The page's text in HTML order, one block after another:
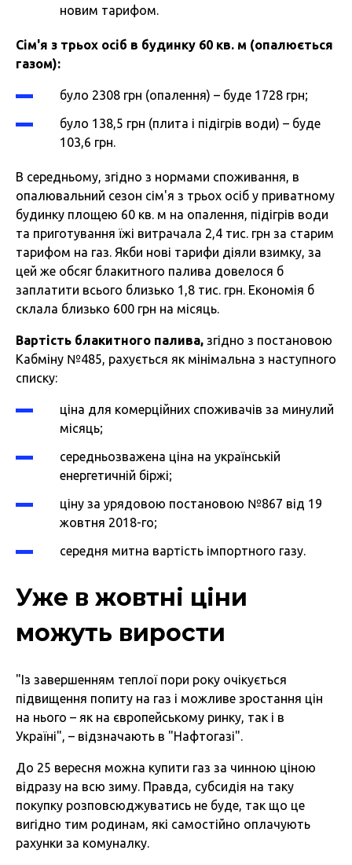
новим тарифом.
Сім'я з трьох осіб в будинку 60 кв. м (опалюється
газом):
було 2308 грн (опалення) – буде 1728 грн;
було 138,5 грн (плита і підігрів води) – буде
103,6 грн.
В середньому, згідно з нормами споживання, в
опалювальний сезон сім'я з трьох осіб у приватному
будинку площею 60 кв. м на опалення, підігрів води
та приготування їжі витрачала 2,4 тис. грн за старим
тарифом на газ. Якби нові тарифи діяли взимку, за
цей же обсяг блакитного палива довелося б
заплатити всього близько 1,8 тис. грн. Економія б
склала близько 600 грн на місяць.
Вартість блакитного палива, згідно з постановою
Кабміну №485, рахується як мінімальна з наступного
списку:
ціна для комерційних споживачів за минулий
місяць;
середньозважена ціна на українській
енергетичній біржі;
ціну за урядовою постановою №867 від 19
жовтня 2018-го;
середня митна вартість імпортного газу.
Уже в жовтні ціни
можуть вирости
"Із завершенням теплої пори року очікується
підвищення попиту на газ і можливе зростання цін
на нього – як на європейському ринку, так і в
Україні", – відзначають в "Нафтогазі".
До 25 вересня можна купити газ за чинною ціною
відразу на всю зиму. Правда, субсидія на таку
покупку розповсюджуватись не буде, так що це
вигідно тим родинам, які самостійно оплачують
рахунки за комуналку.